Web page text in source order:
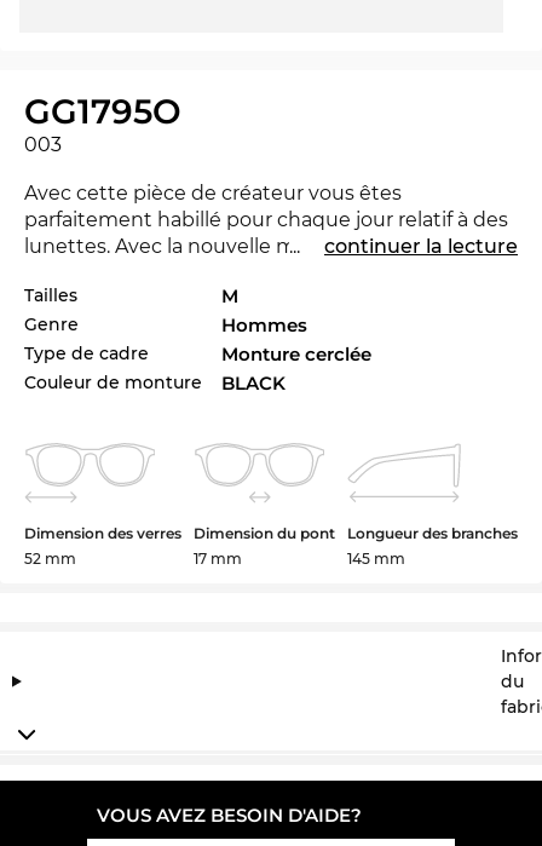
GG1795O
003
Avec cette pièce de créateur vous êtes
parfaitement habillé pour chaque jour relatif à des
lunettes. Avec la nouvelle marqueGuccitu peux
courant la marque se distingue avec sa collection
pour 2025.
La monture est spécialement crée pour les
Même si cette Gucciest maintenant pas en stock
garantir cet prix favorable. En achetant à Edel-
Optics vous achetez pour le meilleur prix, parce
... continuer la lecture
Tailles M
Genre Hommes
Type de cadre Monture cerclée
Couleur de monture BLACK
Dimension des verres
52 mm
Dimension du pont
17 mm
Longueur des branches
145 mm
du
VOUS AVEZ BESOIN D'AIDE?